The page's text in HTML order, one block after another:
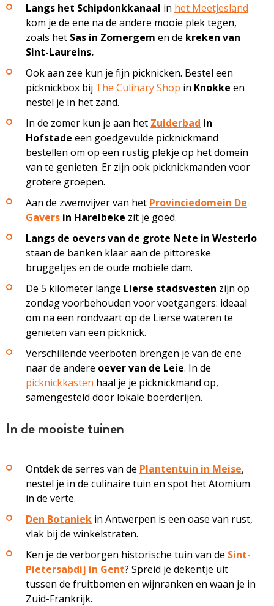
Langs het Schipdonkkanaal in het Meetjesland
kom je de ene na de andere mooie plek tegen,
zoals het Sas in Zomergem en de kreken van
Sint-Laureins.
Ook aan zee kun je fijn picknicken. Bestel een
picknickbox bij The Culinary Shop in Knokke en
nestel je in het zand.
In de zomer kun je aan het Zuiderbad in
Hofstade een goedgevulde picknickmand
bestellen om op een rustig plekje op het domein
van te genieten. Er zijn ook picknickmanden voor
grotere groepen.
Aan de zwemvijver van het Provinciedomein De
Gavers in Harelbeke zit je goed.
Langs de oevers van de grote Nete in Westerlo
staan de banken klaar aan de pittoreske
bruggetjes en de oude mobiele dam.
De 5 kilometer lange Lierse stadsvesten zijn op
zondag voorbehouden voor voetgangers: ideaal
om na een rondvaart op de Lierse wateren te
genieten van een picknick.
Verschillende veerboten brengen je van de ene
naar de andere oever van de Leie. In de
picknickkasten haal je je picknickmand op,
samengesteld door lokale boerderijen.
In de mooiste tuinen
Ontdek de serres van de Plantentuin in Meise,
nestel je in de culinaire tuin en spot het Atomium
in de verte.
Den Botaniek in Antwerpen is een oase van rust,
vlak bij de winkelstraten.
Ken je de verborgen historische tuin van de Sint-
Pietersabdij in Gent? Spreid je dekentje uit
tussen de fruitbomen en wijnranken en waan je in
Zuid-Frankrijk.